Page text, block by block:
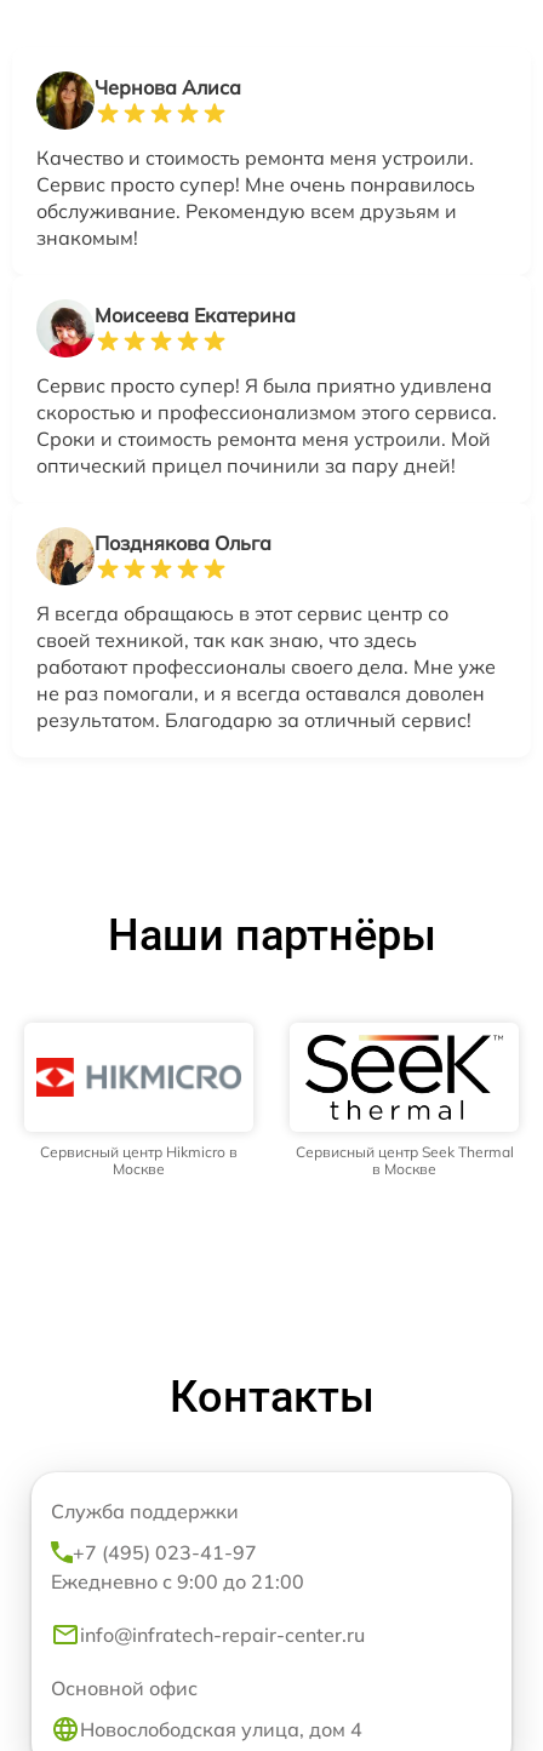
Чернова Алиса
Качество и стоимость ремонта меня устроили.
Сервис просто супер! Мне очень понравилось
обслуживание. Рекомендую всем друзьям и
знакомым!
Моисеева Екатерина
Сервис просто супер! Я была приятно удивлена
скоростью и профессионализмом этого сервиса.
Сроки и стоимость ремонта меня устроили. Мой
оптический прицел починили за пару дней!
Позднякова Ольга
Я всегда обращаюсь в этот сервис центр со
своей техникой, так как знаю, что здесь
работают профессионалы своего дела. Мне уже
не раз помогали, и я всегда оставался доволен
результатом. Благодарю за отличный сервис!
Наши партнёры
Сервисный центр Hikmicro в
Москве
Сервисный центр Seek Thermal
в Москве
Контакты
Служба поддержки
+7 (495) 023-41-97
Ежедневно с 9:00 до 21:00
info@infratech-repair-center.ru
Основной офис
Новослободская улица, дом 4